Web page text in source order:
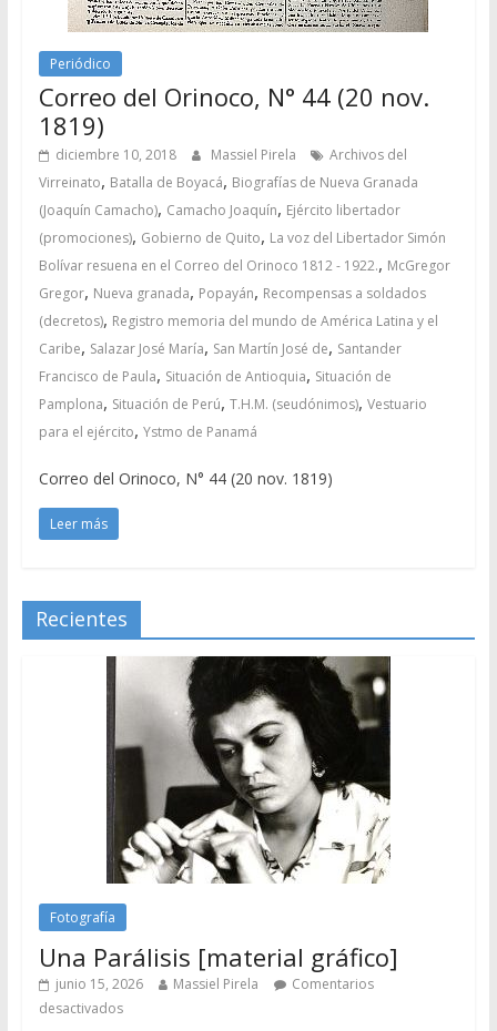
Periódico
Correo del Orinoco, N° 44 (20 nov.
1819)
diciembre 10, 2018 Massiel Pirela
Archivos del
Virreinato, Batalla de Boyacá, Biografías de Nueva Granada
(Joaquín Camacho), Camacho Joaquín, Ejército libertador
(promociones), Gobierno de Quito, La voz del Libertador Simón
Bolívar resuena en el Correo del Orinoco 1812 - 1922., McGregor
Gregor, Nueva granada, Popayán, Recompensas a soldados
(decretos), Registro memoria del mundo de América Latina y el
Caribe, Salazar José María, San Martín José de, Santander
Francisco de Paula, Situación de Antioquia, Situación de
Pamplona, Situación de Perú, T.H.M. (seudónimos), Vestuario
para el ejército, Ystmo de Panamá
Correo del Orinoco, N° 44 (20 nov. 1819)
Leer más
Recientes
Fotografía
Una Parálisis [material gráfico]
junio 15, 2026 Massiel Pirela
Comentarios
desactivados